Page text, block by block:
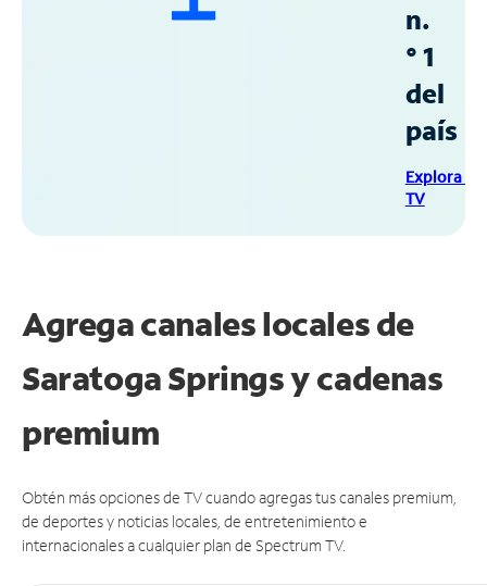
n.
° 1
del
país
Explora
TV
Agrega canales locales de
Saratoga Springs y cadenas
premium
Obtén más opciones de TV cuando agregas tus canales premium,
de deportes y noticias locales, de entretenimiento e
internacionales a cualquier plan de Spectrum TV.